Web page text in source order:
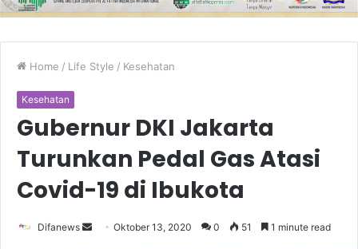
Home / Life Style / Kesehatan
Kesehatan
Gubernur DKI Jakarta
Turunkan Pedal Gas Atasi
Covid-19 di Ibukota
Difanews
SendOktober 13, 2020 0 51 1 minute read